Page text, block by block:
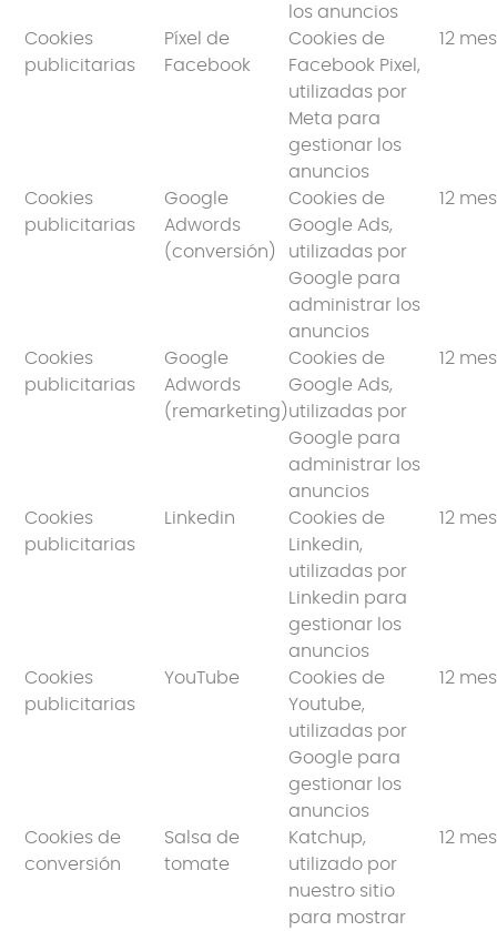
los anuncios
Cookies
publicitarias
Píxel de
Facebook
Cookies de
Facebook Pixel,
utilizadas por
Meta para
gestionar los
anuncios
12
Cookies
publicitarias
Google
Adwords
(conversión)
Cookies de
Google Ads,
utilizadas por
Google para
administrar los
anuncios
12
Cookies
publicitarias
Google
Adwords
(remarketing)
Cookies de
Google Ads,
utilizadas por
Google para
administrar los
anuncios
12
Cookies
publicitarias
Linkedin
Cookies de
Linkedin,
utilizadas por
Linkedin para
gestionar los
anuncios
12
Cookies
publicitarias
YouTube
Cookies de
Youtube,
utilizadas por
Google para
gestionar los
anuncios
12
Cookies de
conversión
Salsa de
tomate
Katchup,
utilizado por
nuestro sitio
para mostrar
12